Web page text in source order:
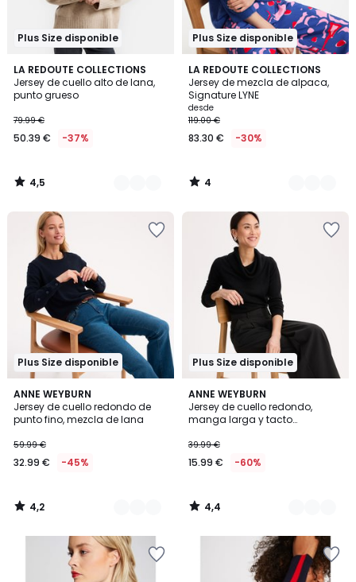
Plus Size disponible
LA REDOUTE COLLECTIONS
Jersey de cuello alto de lana,
punto grueso
79.99 €
50.39 € -37%
4,5
/ 5
2
Colores
4,5
/
Plus Size disponible
LA REDOUTE COLLECTIONS
Jersey de mezcla de alpaca,
Signature LYNE
desde
119.00 €
83.30 € -30%
4
/
5
3
Colores
4
/
Plus Size disponible
ANNE WEYBURN
Jersey de cuello redondo de
punto fino, mezcla de lana
59.99 €
32.99 € -45%
4,2
/ 5
2
Colores
4,2
/
Plus Size disponible
ANNE WEYBURN
Jersey de cuello redondo,
manga larga y tacto
39.99 €
15.99 € -60%
4,4
/ 5
3
Colores
4,4
/